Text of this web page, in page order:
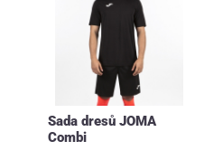
Sada dresů JOMA
Combi